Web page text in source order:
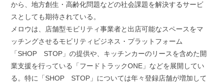
から、地方創生・高齢化問題などの社会課題を解決するサービ
スとしても期待されている。
メロウは、店舗型モビリティ事業者と出店可能なスペースをマ
ッチングさせるモビリティビジネス・プラットフォーム
「SHOP STOP」の提供や、キッチンカーのリースを含めた開
業支援を行っている「フードトラックONE」などを展開してい
る。特に「SHOP STOP」については年々登録店舗が増加して